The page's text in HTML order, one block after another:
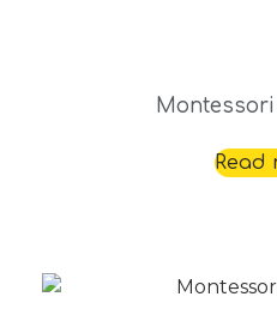
Read